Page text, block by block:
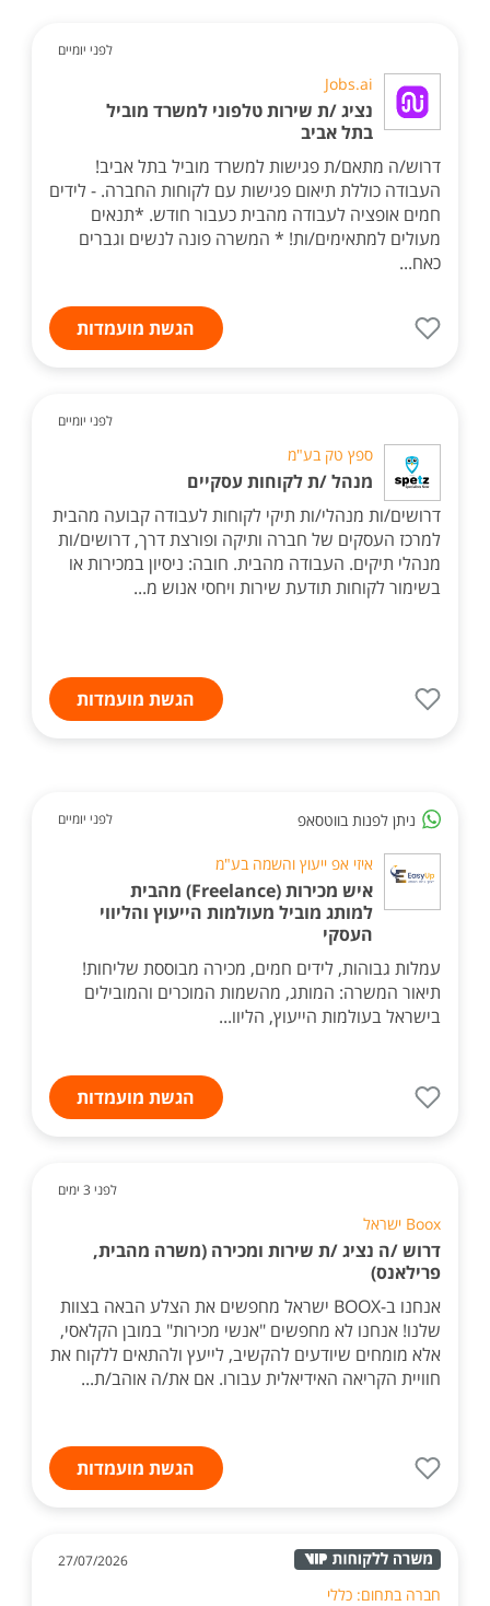
לפני יומיים
Jobs.ai
נציג /ת שירות טלפוני למשרד מוביל
בתל אביב
דרוש/ה מתאם/ת פגישות למשרד מוביל בתל אביב!
העבודה כוללת תיאום פגישות עם לקוחות החברה. - לידים
חמים אופציה לעבודה מהבית כעבור חודש. *תנאים
מעולים למתאימים/ות! * המשרה פונה לנשים וגברים
כאח...
הגשת מועמדות
לפני יומיים
ספץ טק בע"מ
מנהל /ת לקוחות עסקיים
דרושים/ות מנהלי/ות תיקי לקוחות לעבודה קבועה מהבית
למרכז העסקים של חברה ותיקה ופורצת דרך, דרושים/ות
מנהלי תיקים. העבודה מהבית. חובה: ניסיון במכירות או
בשימור לקוחות תודעת שירות ויחסי אנוש מ...
הגשת מועמדות
ניתן לפנות בווטסאפ לפני יומיים
איזי אפ ייעוץ והשמה בע"מ
איש מכירות (Freelance) מהבית
למותג מוביל מעולמות הייעוץ והליווי
העסקי
עמלות גבוהות, לידים חמים, מכירה מבוססת שליחות!
תיאור המשרה: המותג, מהשמות המוכרים והמובילים
בישראל בעולמות הייעוץ, הליוו...
הגשת מועמדות
לפני 3 ימים
Boox ישראל
דרוש /ה נציג /ת שירות ומכירה (משרה מהבית,
פרילאנס)
אנחנו ב-BOOX ישראל מחפשים את הצלע הבאה בצוות
שלנו! אנחנו לא מחפשים "אנשי מכירות" במובן הקלאסי,
אלא מומחים שיודעים להקשיב, לייעץ ולהתאים ללקוח את
חוויית הקריאה האידיאלית עבורו. אם את/ה אוהב/ת...
הגשת מועמדות
27/07/2026
חברה בתחום: כללי